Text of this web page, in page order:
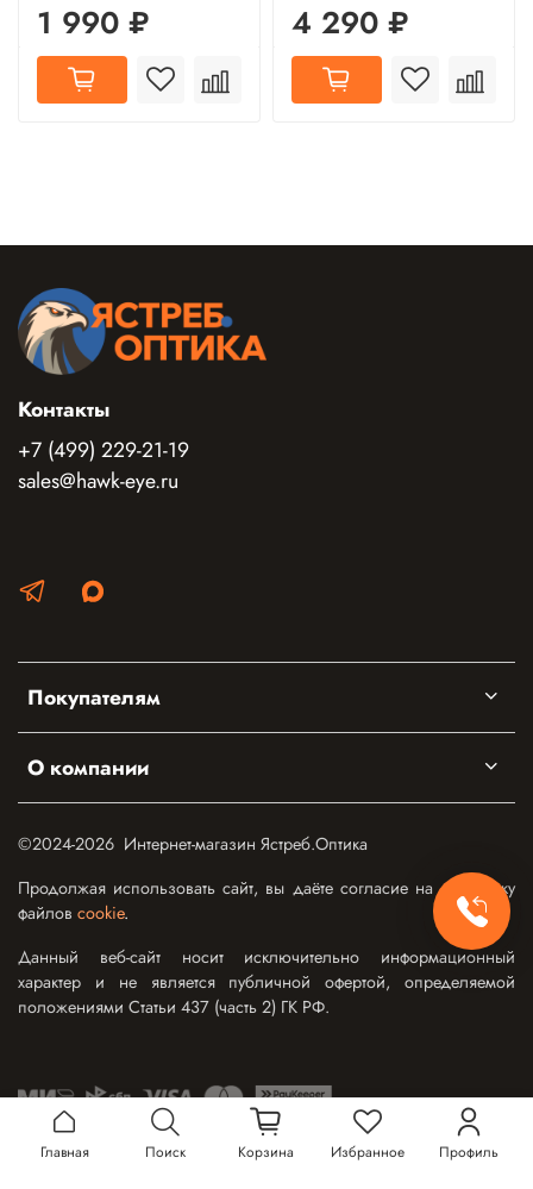
1 990 ₽ 4 290 ₽
Покупателям
О компании
Контакты
+7 (499) 229-21-19
sales@hawk-eye.ru
©2024-2026 Интернет-магазин Ястреб.Оптика
Продолжая использовать сайт, вы даёте согласие на обработку
файлов cookie.
Данный веб-сайт носит исключительно информационный
характер и не является публичной офертой, определяемой
положениями Статьи 437 (часть 2) ГК РФ.
Главная Поиск Корзина Избранное Профиль